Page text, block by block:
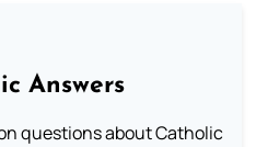
Answers
questions about Catholic